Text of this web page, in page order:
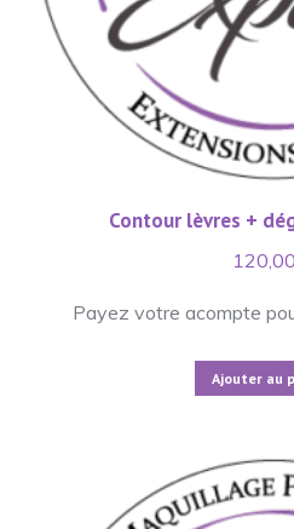
Contour lèvres +
120,00
Payez votre acompte
Ajouter au